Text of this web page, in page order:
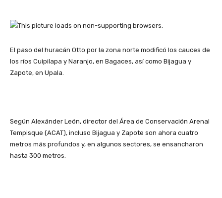
El paso del huracán Otto por la zona norte modificó los cauces de
los ríos Cuipilapa y Naranjo, en Bagaces, así como Bijagua y
Zapote, en Upala.
Según Alexánder León, director del Área de Conservación Arenal
Tempisque (ACAT), incluso Bijagua y Zapote son ahora cuatro
metros más profundos y, en algunos sectores, se ensancharon
hasta 300 metros.